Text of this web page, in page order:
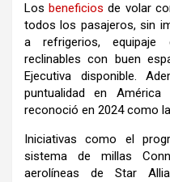
Losbeneficios de volar
todos los pasajeros, sin
a refrigerios, equipaje
reclinables con buen
Ejecutiva disponible.
puntualidad en
reconoció en 2024 como
Iniciativas como el
sistema de millas
aerolíneas de Star